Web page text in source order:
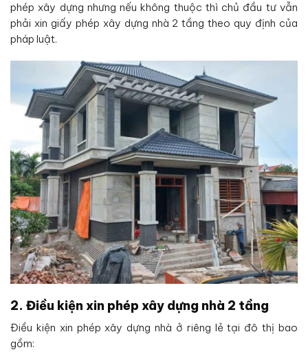
phép xây dựng nhưng nếu không thuộc thì chủ đầu tư vẫn
phải xin giấy phép xây dựng nhà 2 tầng theo quy định của
pháp luật.
2. Điều kiện xin phép xây dựng nhà 2 tầng
Điều kiện xin phép xây dựng nhà ở riêng lẻ tại đô thị bao
gồm: